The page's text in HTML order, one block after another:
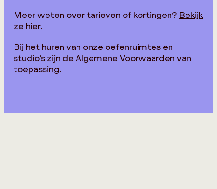
Meer weten over tarieven of kortingen? Bekijk
ze hier.
Bij het huren van onze oefenruimtes en
studio’s zijn de Algemene Voorwaarden van
toepassing.